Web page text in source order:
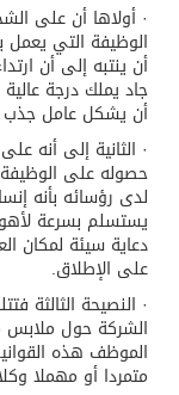
· أولاها أن على
الوظيفة التي يعمل
أن ينتبه إلى أن
جاد يملك درجة
أن يشكل عامل جذب
· الثانية إلى أنه
حصوله على الوظيفة
لدى رؤسائه بأنه
يستسلم بسرعة
دعاية سيئة لمكان
على الإطلاق.
· النصيحة الثالثة
الشركة حول ملابس
الموظف هذه
متمردا أو مهملا